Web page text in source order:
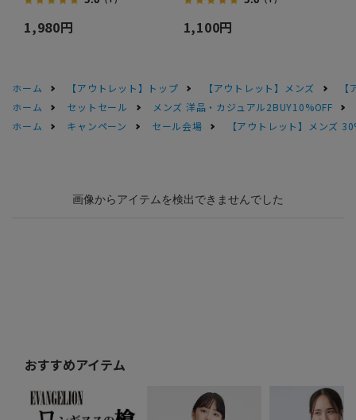
1,980円 1,100円
ホーム 【アウトレット】トップ 【アウトレット】メンズ
ホーム
セットセール
メンズ 洋品・カジュアル2BUY10%OFF
ホーム
キャンペーン セール会場 【アウトレット】メンズ